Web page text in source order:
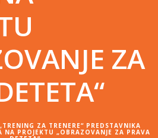
ZA
ZA TRENERE“ PREDSTAVNIKA
NA PROJEKTU „OBRAZOVANJE ZA PRAVA